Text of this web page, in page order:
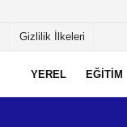
Gizlilik İlkeleri
YEREL EĞİTİM